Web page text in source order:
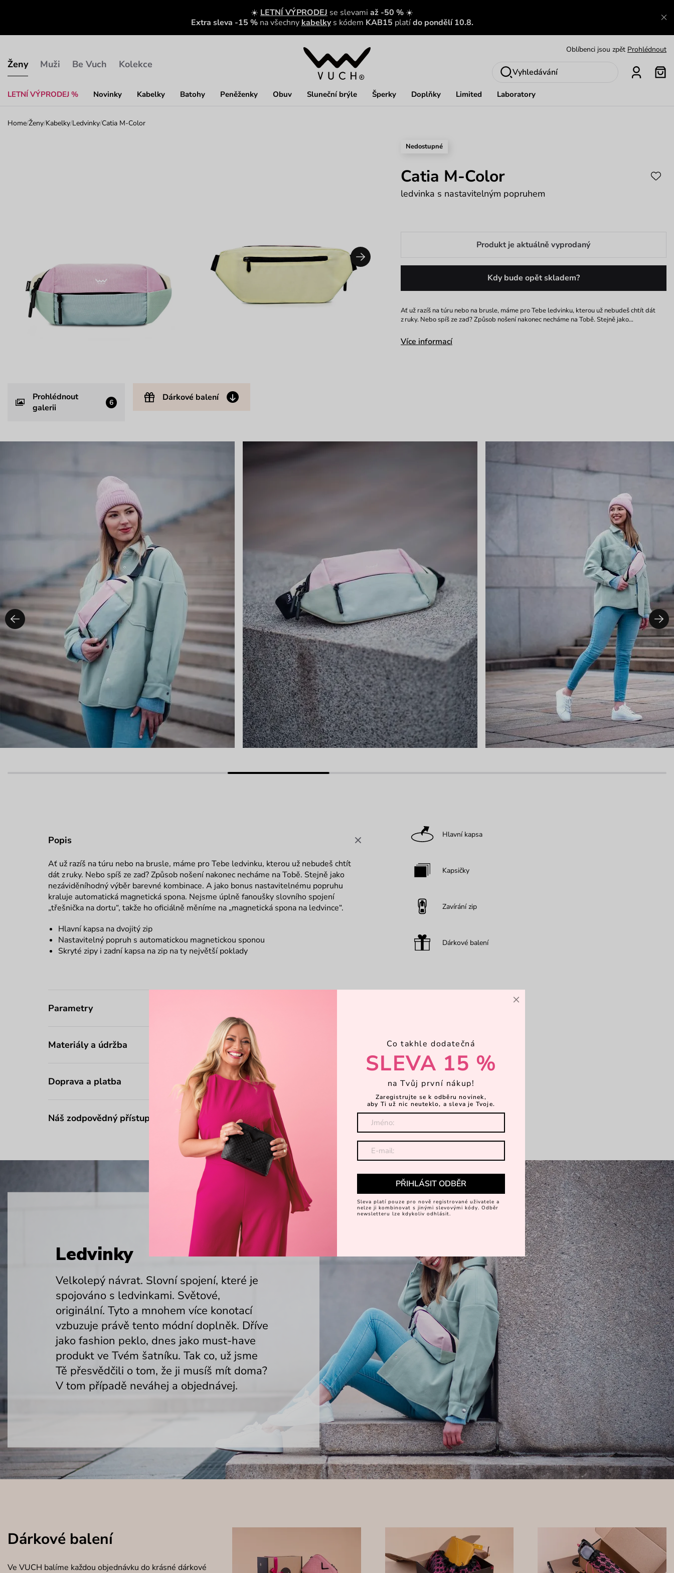
☀️ LETNÍ VÝPRODEJ se slevami až -50 % ☀️
Extra sleva -15 % na všechny kabelky s kódem KAB15 platído pondělí 10.8.
Ženy
LETNÍ VÝPRODEJ % Novinky Kabelky Batohy Peněženky Obuv Sluneční brýle Šperky Doplňky Limited Laboratory
Muži Be Vuch Kolekce
Nech se inspirovat Ukázat
Vyhledávání
Home/Ženy/Kabelky/Ledvinky/Catia M-Color
Prohlédnout
galerii
6 Dárkové balení
Nedostupné
Catia M-Color
ledvinka s nastavitelným popruhem
Produkt je aktuálně vyprodaný
Kdy bude opět skladem?
Ať už razíš na túru nebo na brusle, máme pro Tebe ledvinku, kterou už nebudeš chtít dát
z ruky. Nebo spíš ze zad? Způsob nošení nakonec necháme na Tobě. Stejně jako…
Více informací
Popis
Ať už razíš na túru nebo na brusle, máme pro Tebe ledvinku, kterou už nebudeš chtít
dát z ruky. Nebo spíš ze zad? Způsob nošení nakonec necháme na Tobě. Stejně jako
nezáviděníhodný výběr barevné kombinace. A jako bonus nastavitelnému popruhu
kraluje automatická magnetická spona. Nejsme úplně fanoušky slovního spojení
„třešnička na dortu“, takže ho oficiálně měníme na „magnetická spona na ledvince“.
Hlavní kapsa na dvojitý zip
Nastavitelný popruh s automatickou magnetickou sponou
Skryté zipy i zadní kapsa na zip na ty největší poklady
Parametry
Materiály a údržba
Doprava a platba
Náš zodpovědný přístup
Hlavní kapsa
Kapsičky
Zavírání zip
Dárkové balení
Ledvinky
Velkolepý návrat. Slovní spojení, které je
spojováno s ledvinkami. Světové,
originální. Tyto a mnohem více konotací
vzbuzuje právě tento módní doplněk. Dříve
jako fashion peklo, dnes jako must-have
produkt ve Tvém šatníku. Tak co, už jsme
Tě přesvědčili o tom, že ji musíš mít doma?
V tom případě neváhej a objednávej.
Dárkové balení
Ve VUCH balíme každou objednávku do krásné dárkové
×
Co takhle dodatečná
SLEVA 15 %
na Tvůj první nákup!
Zaregistrujte se k odběru novinek,
aby Ti už nic neuteklo, a sleva je Tvoje.
PŘIHLÁSIT ODBĚR
Sleva platí pouze pro nově registrované uživatele a
nelze ji kombinovat s jinými slevovými kódy. Odběr
newsletteru lze kdykoliv odhlásit.